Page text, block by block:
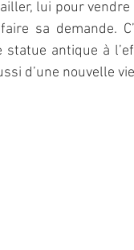
lui pour
sa demande.
antique à
d’une nouvelle